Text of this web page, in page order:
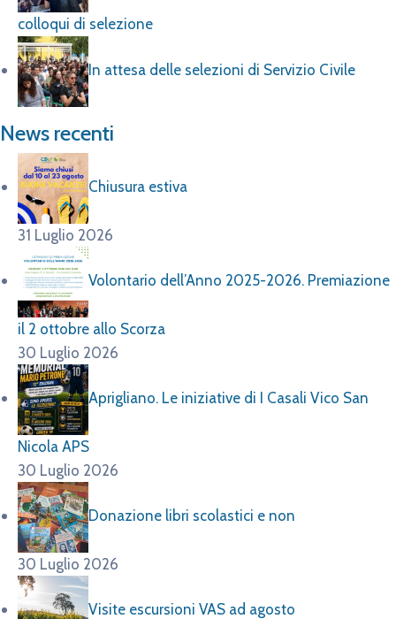
colloqui di selezione
In attesa delle selezioni di Servizio Civile
News recenti
Chiusura estiva
31 Luglio 2026
Volontario dell’Anno 2025-2026. Premiazione
il 2 ottobre allo Scorza
30 Luglio 2026
Aprigliano. Le iniziative di I Casali Vico San
Nicola APS
30 Luglio 2026
Donazione libri scolastici e non
30 Luglio 2026
Visite escursioni VAS ad agosto